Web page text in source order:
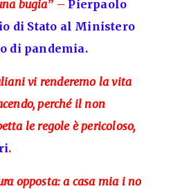
bugia” – Pierpaolo
di Stato al Ministero
di pandemia.
vi renderemo la vita
perché il non
le regole è pericoloso,
.
opposta: a casa mia i no